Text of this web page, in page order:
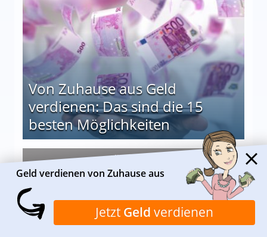
Von Zuhause aus Geld
verdienen: Das sind die 15
besten Möglichkeiten
die 15 besten Möglichkeiten
Alle anzeigen
Geld verdienen von Zuhause aus
Jetzt Geld verdienen